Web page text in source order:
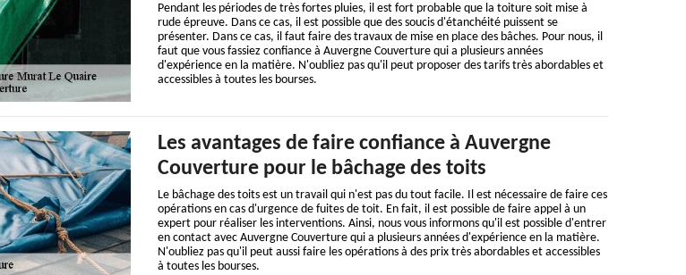
Pendant les périodes de très fortes pluies, il est fort probable que la toiture soit mise à
rude épreuve. Dans ce cas, il est possible que des soucis d'étanchéité puissent se
présenter. Dans ce cas, il faut faire des travaux de mise en place des bâches. Pour nous, il
faut que vous fassiez confiance à Auvergne Couverture qui a plusieurs années
d'expérience en la matière. N'oubliez pas qu'il peut proposer des tarifs très abordables et
accessibles à toutes les bourses.
Les avantages de faire confiance à Auvergne
Couverture pour le bâchage des toits
Le bâchage des toits est un travail qui n'est pas du tout facile. Il est nécessaire de faire ces
opérations en cas d'urgence de fuites de toit. En fait, il est possible de faire appel à un
expert pour réaliser les interventions. Ainsi, nous vous informons qu'il est possible d'entrer
en contact avec Auvergne Couverture qui a plusieurs années d'expérience en la matière.
N'oubliez pas qu'il peut aussi faire les opérations à des prix très abordables et accessibles
à toutes les bourses.